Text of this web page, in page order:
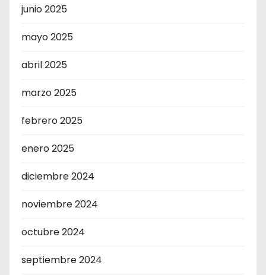
junio 2025
mayo 2025
abril 2025
marzo 2025
febrero 2025
enero 2025
diciembre 2024
noviembre 2024
octubre 2024
septiembre 2024